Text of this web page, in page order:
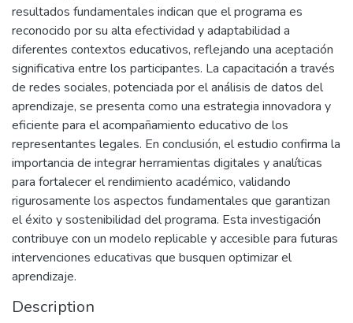
resultados fundamentales indican que el programa es
reconocido por su alta efectividad y adaptabilidad a
diferentes contextos educativos, reflejando una aceptación
significativa entre los participantes. La capacitación a través
de redes sociales, potenciada por el análisis de datos del
aprendizaje, se presenta como una estrategia innovadora y
eficiente para el acompañamiento educativo de los
representantes legales. En conclusión, el estudio confirma la
importancia de integrar herramientas digitales y analíticas
para fortalecer el rendimiento académico, validando
rigurosamente los aspectos fundamentales que garantizan
el éxito y sostenibilidad del programa. Esta investigación
contribuye con un modelo replicable y accesible para futuras
intervenciones educativas que busquen optimizar el
aprendizaje.
Description